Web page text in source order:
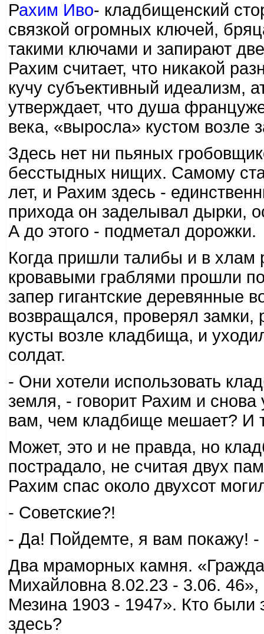
Рахим Иво- кладбищенский
связкой огромных ключей,
такими ключами и запирают
Рахим считает, что никакой
кучу субъективный идеализм,
утверждает, что душа
века, «выросла» кустом возле
Здесь нет ни пьяных
бесстыдных нищих. Самому
лет, и Рахим здесь -
прихода он заделывал дырки,
А до этого - подметал дорожки.
Когда пришли талибы и в хлам
кровавыми граблями прошли
запер гигантские деревянные
возвращался, проверял замки,
кусты возле кладбища, и
солдат.
- Они хотели использовать
земля, - говорит Рахим и
вам, чем кладбище мешает? И
Может, это и не правда, но
пострадало, не считая двух
Рахим спас около двухсот
- Советские?!
- Да! Пойдемте, я вам покажу! -
Два мраморных камня.
Михайловна 8.02.23 - 3.06.
Мезина 1903 - 1947». Кто
здесь?